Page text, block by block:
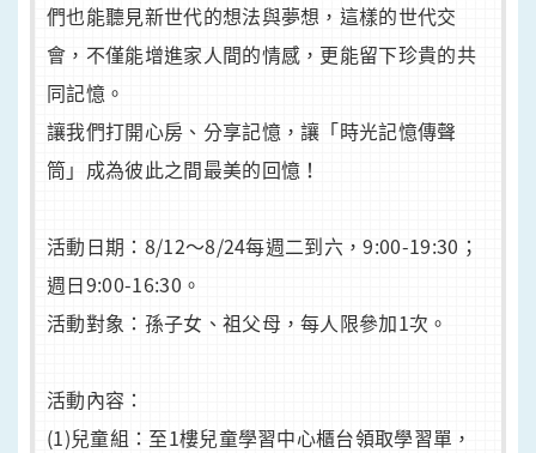
們也能聽見新世代的想法與夢想，這樣的世代交
會，不僅能增進家人間的情感，更能留下珍貴的共
同記憶。
讓我們打開心房、分享記憶，讓「時光記憶傳聲
筒」成為彼此之間最美的回憶！
活動日期：8/12～8/24每週二到六，9:00-19:30；
週日9:00-16:30。
活動對象：孫子女、祖父母，每人限參加1次。
活動內容：
(1)兒童組：至1樓兒童學習中心櫃台領取學習單，